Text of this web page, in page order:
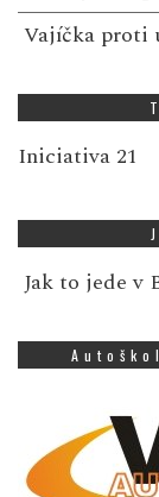
Vajíčka proti
Iniciativa 21
Jak to jede v